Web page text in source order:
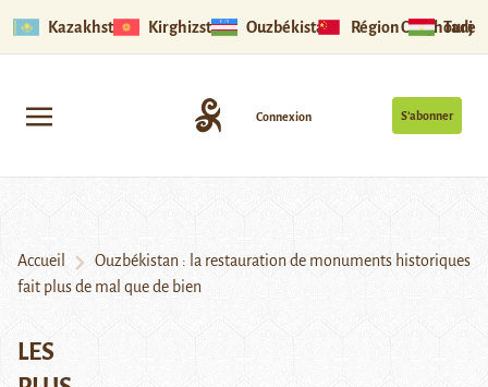
Kazakhstan Kirghizstan Ouzbékistan Région Ouïghoure
S’abonner
Connexion
Accueil
Ouzbékistan : la restauration de monuments historiques
fait plus de mal que de bien
LES